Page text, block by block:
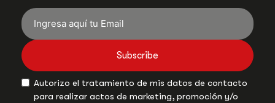
Subscribe
Autorizo el tratamiento de mis datos de contacto
para realizar actos de marketing, promoción y/o